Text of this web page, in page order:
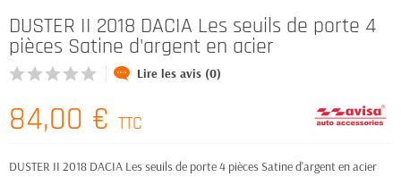
DUSTER II 2018 DACIA Les seuils de porte 4
pièces Satine d'argent en acier
Lire les avis (0)
84,00 € TTC
DUSTER II 2018 DACIA Les seuils de porte 4 pièces Satine d'argent en acier